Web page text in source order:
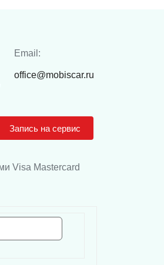
Email:
office@mobiscar.ru
Запись на сервис